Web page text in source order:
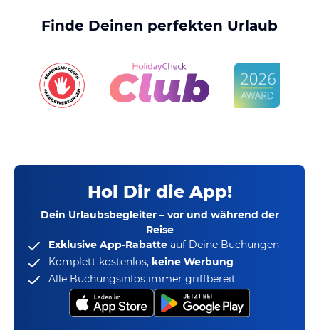
Finde Deinen perfekten Urlaub
Hol Dir die App!
Dein Urlaubsbegleiter – vor und während der
Reise
Exklusive App-Rabatte auf Deine Buchungen
Komplett kostenlos, keine Werbung
Alle Buchungsinfos immer griffbereit